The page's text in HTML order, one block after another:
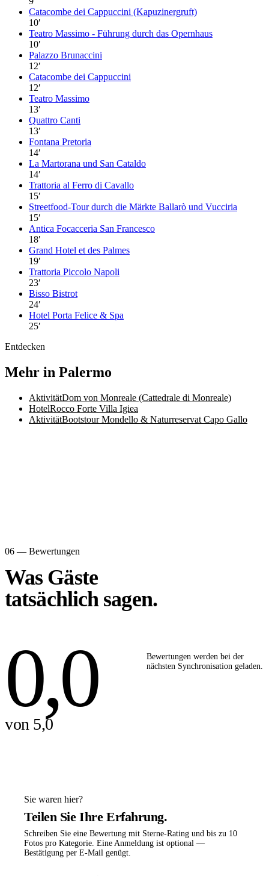
Catacombe dei Cappuccini (Kapuzinergruft)
10′
Teatro Massimo - Führung durch das Opernhaus
10′
Palazzo Brunaccini
12′
Catacombe dei Cappuccini
12′
Teatro Massimo
13′
Quattro Canti
13′
Fontana Pretoria
14′
La Martorana und San Cataldo
14′
Trattoria al Ferro di Cavallo
15′
Streetfood-Tour durch die Märkte Ballarò und Vucciria
15′
Antica Focacceria San Francesco
18′
Grand Hotel et des Palmes
19′
Trattoria Piccolo Napoli
23′
Bisso Bistrot
24′
Hotel Porta Felice & Spa
25′
Entdecken
Mehr in Palermo
AktivitätDom von Monreale (Cattedrale di Monreale)
HotelRocco Forte Villa Igiea
AktivitätBootstour Mondello & Naturreservat Capo Gallo
06 — Bewertungen
Was Gäste
tatsächlich sagen.
0,0
von 5,0
Bewertungen werden bei der
nächsten Synchronisation geladen.
Sie waren hier?
Teilen Sie Ihre Erfahrung.
Schreiben Sie eine Bewertung mit Sterne-Rating und bis zu 10
Fotos pro Kategorie. Eine Anmeldung ist optional —
Bestätigung per E-Mail genügt.